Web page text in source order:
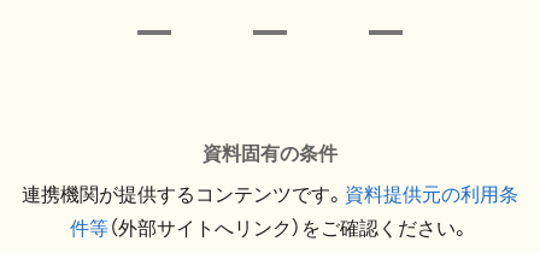
資料固有の条件
連携機関が提供するコンテンツです。 資料提供元の利用条
件等（外部サイトへリンク）をご確認ください。